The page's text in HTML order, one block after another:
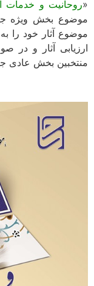
«روحانیت و خدمات
موضوع بخش ویژه
منتخبین بخش عادی